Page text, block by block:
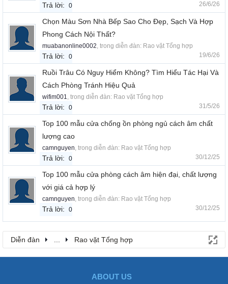
Trả lời: 0 26/6/26
Chọn Màu Sơn Nhà Bếp Sao Cho Đẹp, Sạch Và Hợp
Phong Cách Nội Thất?
muabanonline0002, trong diễn đàn: Rao vặt Tổng hợp
Trả lời: 0 19/6/26
Ruồi Trâu Có Nguy Hiểm Không? Tìm Hiểu Tác Hại Và
Cách Phòng Tránh Hiệu Quả
wifim001, trong diễn đàn: Rao vặt Tổng hợp
Trả lời: 0 31/5/26
Top 100 mẫu cửa chống ồn phòng ngủ cách âm chất
lượng cao
camnguyen, trong diễn đàn: Rao vặt Tổng hợp
Trả lời: 0 30/12/25
Top 100 mẫu cửa phòng cách âm hiện đại, chất lượng
với giá cả hợp lý
camnguyen, trong diễn đàn: Rao vặt Tổng hợp
Trả lời: 0 30/12/25
Diễn đàn ... Rao vặt Tổng hợp
ABOUT US